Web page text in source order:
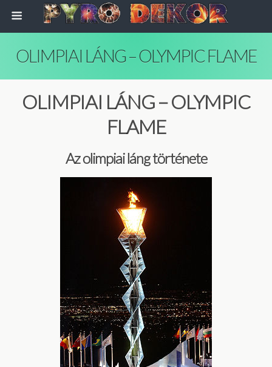
OLIMPIAI LÁNG – OLYMPIC FLAME
OLIMPIAI LÁNG – OLYMPIC
FLAME
Az olimpiai láng története